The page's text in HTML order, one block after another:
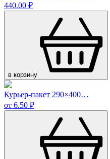
440.00 ₽
в корзину
Курьер-пакет 290×400…
от 6.50 ₽